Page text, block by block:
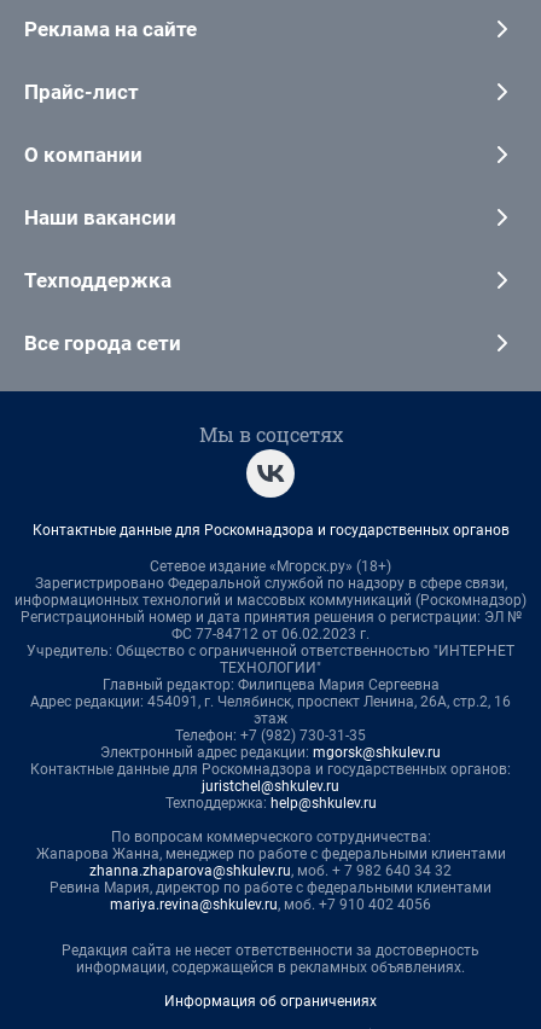
Реклама на сайте
Прайс-лист
О компании
Наши вакансии
Техподдержка
Все города сети
Мы в соцсетях
Контактные данные для Роскомнадзора и государственных органов
Сетевое издание «Мгорск.ру» (18+)
Зарегистрировано Федеральной службой по надзору в сфере связи,
информационных технологий и массовых коммуникаций (Роскомнадзор)
Регистрационный номер и дата принятия решения о регистрации: ЭЛ №
ФС 77-84712 от 06.02.2023 г.
Учредитель: Общество с ограниченной ответственностью "ИНТЕРНЕТ
ТЕХНОЛОГИИ"
Главный редактор: Филипцева Мария Сергеевна
Адрес редакции: 454091, г. Челябинск, проспект Ленина, 26А, стр.2, 16
этаж
Телефон: +7 (982) 730-31-35
Электронный адрес редакции: mgorsk@shkulev.ru
Контактные данные для Роскомнадзора и государственных органов:
juristchel@shkulev.ru
Техподдержка: help@shkulev.ru
По вопросам коммерческого сотрудничества:
Жапарова Жанна, менеджер по работе с федеральными клиентами
zhanna.zhaparova@shkulev.ru, моб. + 7 982 640 34 32
Ревина Мария, директор по работе с федеральными клиентами
mariya.revina@shkulev.ru, моб. +7 910 402 4056
Редакция сайта не несет ответственности за достоверность
информации, содержащейся в рекламных объявлениях.
Информация об ограничениях